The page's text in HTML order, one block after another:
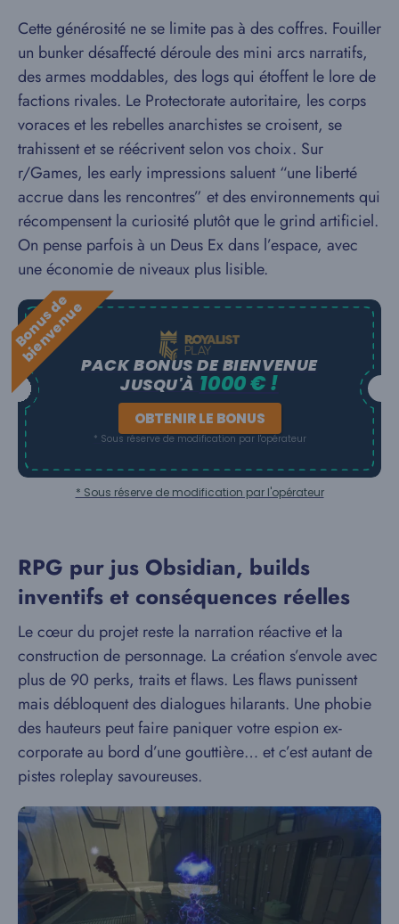
Cette générosité ne se limite pas à des coffres. Fouiller
un bunker désaffecté déroule des mini arcs narratifs,
des armes moddables, des logs qui étoffent le lore de
factions rivales. Le Protectorate autoritaire, les corps
voraces et les rebelles anarchistes se croisent, se
trahissent et se réécrivent selon vos choix. Sur
r/Games, les early impressions saluent “une liberté
accrue dans les rencontres” et des environnements qui
récompensent la curiosité plutôt que le grind artificiel.
On pense parfois à un Deus Ex dans l’espace, avec
une économie de niveaux plus lisible.
B
o
n
u
s
d
e
b
i
e
n
v
e
n
u
ePACK BONUS DE BIENVENUE
JUSQU'À 1000 € !
OBTENIR LE BONUS
* Sous réserve de modification par l'opérateur
* Sous réserve de modification par l'opérateur
RPG pur jus Obsidian, builds
inventifs et conséquences réelles
Le cœur du projet reste la narration réactive et la
construction de personnage. La création s’envole avec
plus de 90 perks, traits et flaws. Les flaws punissent
mais débloquent des dialogues hilarants. Une phobie
des hauteurs peut faire paniquer votre espion ex-
corporate au bord d’une gouttière… et c’est autant de
pistes roleplay savoureuses.